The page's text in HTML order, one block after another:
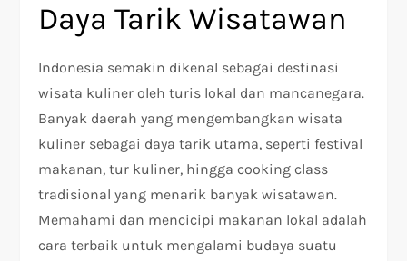
Daya Tarik Wisatawan
Indonesia semakin dikenal sebagai destinasi
wisata kuliner oleh turis lokal dan mancanegara.
Banyak daerah yang mengembangkan wisata
kuliner sebagai daya tarik utama, seperti festival
makanan, tur kuliner, hingga cooking class
tradisional yang menarik banyak wisatawan.
Memahami dan mencicipi makanan lokal adalah
cara terbaik untuk mengalami budaya suatu